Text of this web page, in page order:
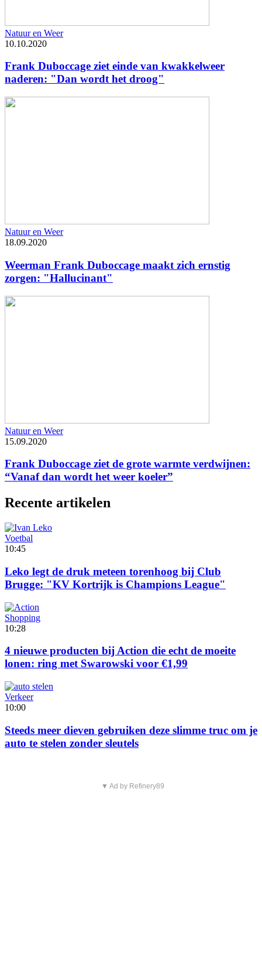
Natuur en Weer
10.10.2020
Frank Duboccage ziet einde van kwakkelweer
naderen: "Dan wordt het droog"
Natuur en Weer
18.09.2020
Weerman Frank Duboccage maakt zich ernstig
zorgen: "Hallucinant"
Natuur en Weer
15.09.2020
Frank Duboccage ziet de grote warmte verdwijnen:
“Vanaf dan wordt het weer koeler”
Recente artikelen
Voetbal
10:45
Leko legt de druk meteen torenhoog bij Club
Brugge: "KV Kortrijk is Champions League"
Shopping
10:28
4 nieuwe producten bij Action die echt de moeite
lonen: ring met Swarowski voor €1,99
Verkeer
10:00
Steeds meer dieven gebruiken deze slimme truc om je
auto te stelen zonder sleutels
▼ Ad by Refinery89